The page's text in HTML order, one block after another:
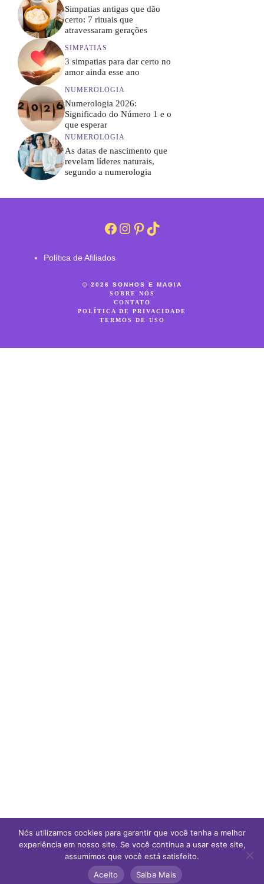
Simpatias antigas que dão
certo: 7 rituais que
atravessaram gerações
SIMPATIAS
3 simpatias para dar certo no
amor ainda esse ano
NUMEROLOGIA
Numerologia 2026:
Significado do Número 1 e o
que esperar
NUMEROLOGIA
As datas de nascimento que
revelam líderes naturais,
segundo a numerologia
Facebook
Instagram
Pinterest
TikTok
Política de Afiliados
© 2026 SONHOS E MAGIA
SOBRE NÓS
CONTATO
POLÍTICA DE PRIVACIDADE
TERMOS DE USO
Nós utilizamos cookies para garantir que você tenha a melhor
experiência em nosso site. Se você continua a usar este site,
assumimos que você está satisfeito.
Aceito
Saiba Mais